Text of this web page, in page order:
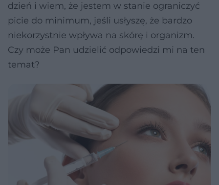
dzień i wiem, że jestem w stanie ograniczyć
picie do minimum, jeśli usłyszę, że bardzo
niekorzystnie wpływa na skórę i organizm.
Czy może Pan udzielić odpowiedzi mi na ten
temat?